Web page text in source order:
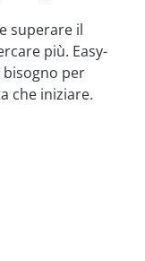
superare il
più. Easy-
per
che iniziare.